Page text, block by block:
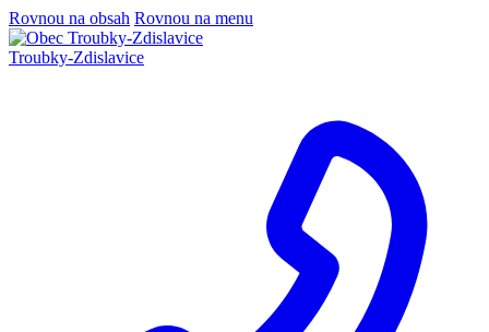
Rovnou na obsah Rovnou na menu
Troubky-Zdislavice